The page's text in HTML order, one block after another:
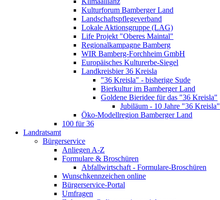
Kulturforum Bamberger Land
Landschaftspflegeverband
Lokale Aktionsgruppe (LAG)
Life Projekt "Oberes Maintal"
Regionalkampagne Bamberg
WIR Bamberg-Forchheim GmbH
Europäisches Kulturerbe-Siegel
Landkreisbier 36 Kreisla
"36 Kreisla" - bisherige Sude
Bierkultur im Bamberger Land
Goldene Bieridee für das "36 Kreisla"
Jubiläum - 10 Jahre "36 Kreisla"
Öko-Modellregion Bamberger Land
100 für 36
Landratsamt
Bürgerservice
Anliegen A-Z
Formulare & Broschüren
Abfallwirtschaft - Formulare-Broschüren
Wunschkennzeichen online
Bürgerservice-Portal
Umfragen